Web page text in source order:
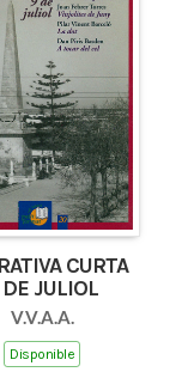
CURTA
JULIOL
V.V.A.A.
Disponible